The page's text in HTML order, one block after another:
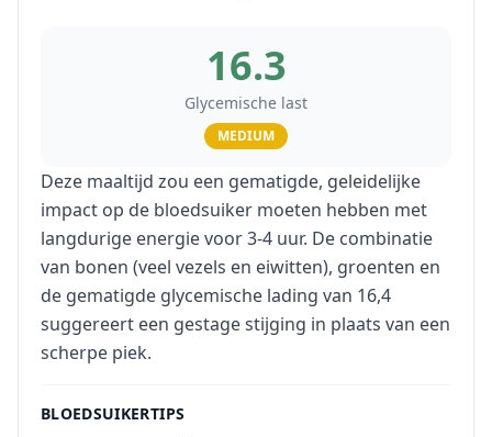
16.3
Glycemische last
MEDIUM
Deze maaltijd zou een gematigde, geleidelijke
impact op de bloedsuiker moeten hebben met
langdurige energie voor 3-4 uur. De combinatie
van bonen (veel vezels en eiwitten), groenten en
de gematigde glycemische lading van 16,4
suggereert een gestage stijging in plaats van een
scherpe piek.
BLOEDSUIKERTIPS